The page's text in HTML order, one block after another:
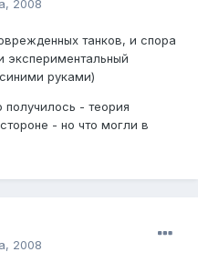
2008
танков, и спора
экспериментальный
руками)
- теория
- но что могли в
2008